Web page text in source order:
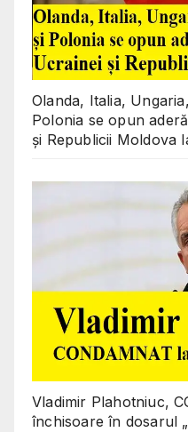
Olanda, Italia,
Polonia se opun
și Republicii Moldova
Vladimir Plahotniuc,
închisoare în dosarul